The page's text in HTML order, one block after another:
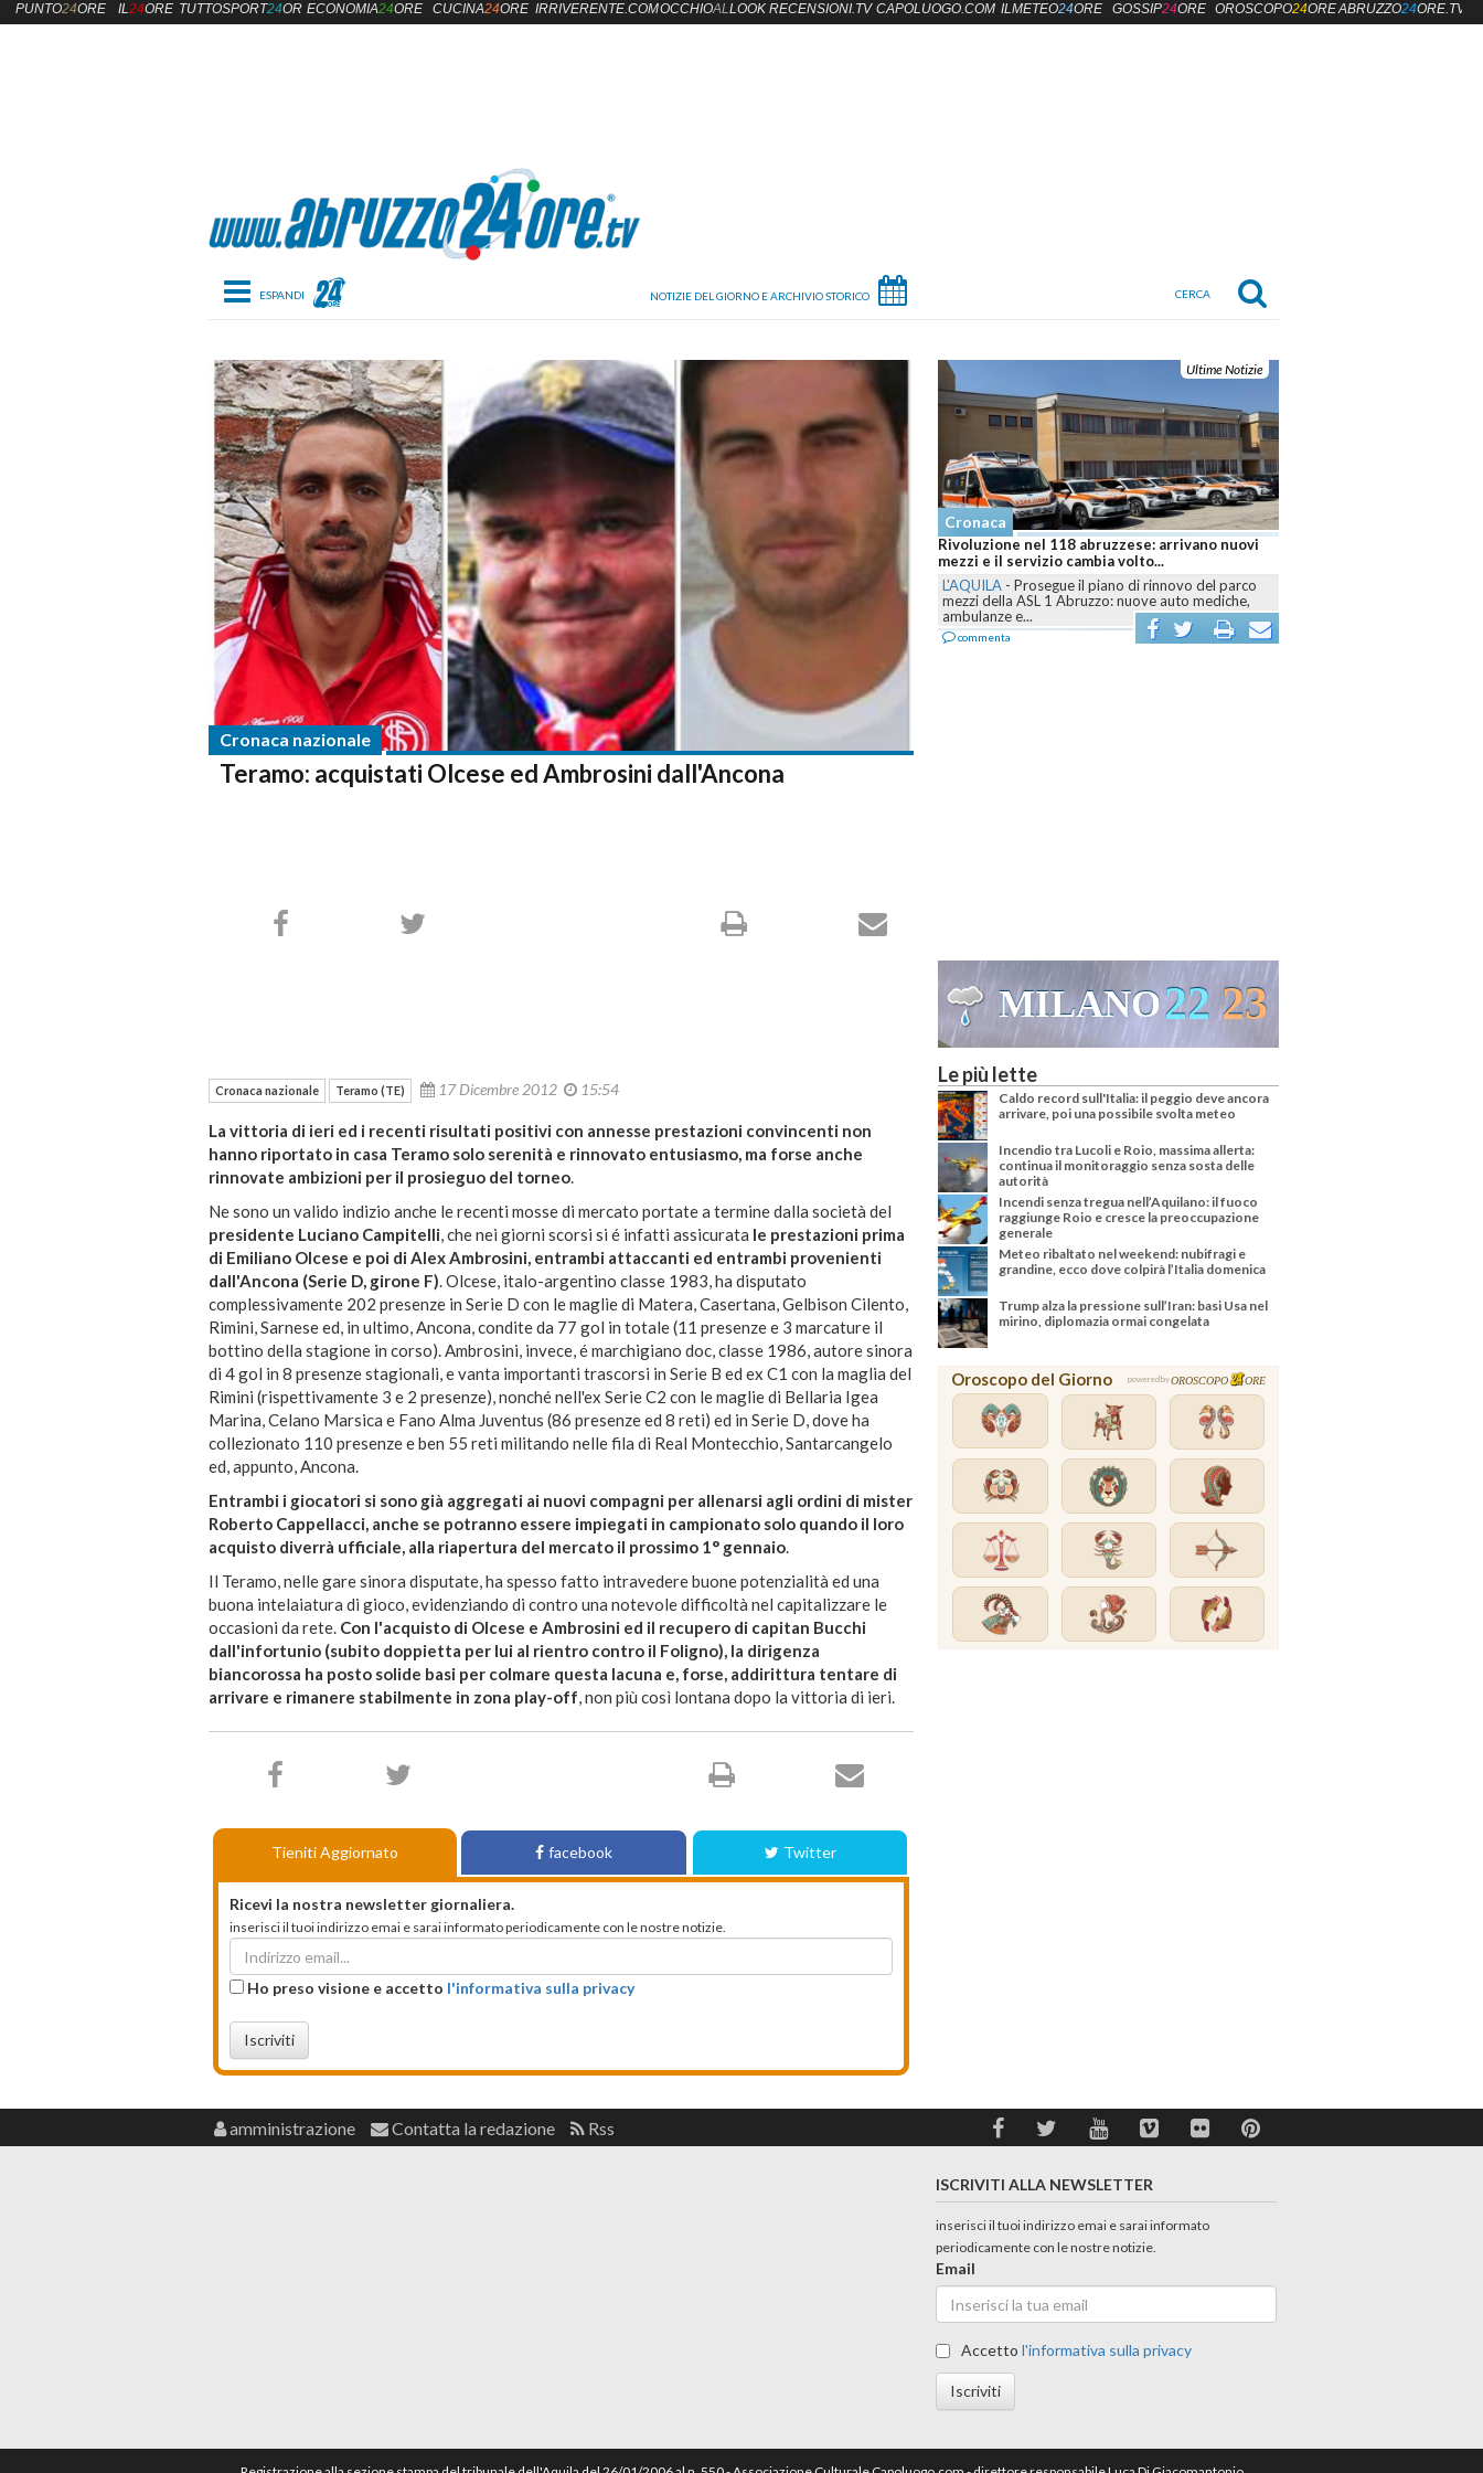
Toggle navigation
Cronaca nazionale
Teramo: acquistati Olcese ed Ambrosini dall'Ancona
Ultime Notizie
Cronaca
Rivoluzione nel 118 abruzzese: arrivano nuovi
mezzi e il servizio cambia volto...
L'AQUILA - Prosegue il piano di rinnovo del parco
mezzi della ASL 1 Abruzzo: nuove auto mediche,
ambulanze e...
commenta
MILANO22 23
Cronaca nazionale Teramo (TE) 17 Dicembre 2012 15:54
La vittoria di ieri ed i recenti risultati positivi con annesse prestazioni convincenti non
hanno riportato in casa Teramo solo serenità e rinnovato entusiasmo, ma forse anche
rinnovate ambizioni per il prosieguo del torneo.
Ne sono un valido indizio anche le recenti mosse di mercato portate a termine dalla società del
presidente Luciano Campitelli, che nei giorni scorsi si é infatti assicurata le prestazioni prima
di Emiliano Olcese e poi di Alex Ambrosini, entrambi attaccanti ed entrambi provenienti
dall'Ancona (Serie D, girone F). Olcese, italo-argentino classe 1983, ha disputato
complessivamente 202 presenze in Serie D con le maglie di Matera, Casertana, Gelbison Cilento,
Rimini, Sarnese ed, in ultimo, Ancona, condite da 77 gol in totale (11 presenze e 3 marcature il
bottino della stagione in corso). Ambrosini, invece, é marchigiano doc, classe 1986, autore sinora
di 4 gol in 8 presenze stagionali, e vanta importanti trascorsi in Serie B ed ex C1 con la maglia del
Rimini (rispettivamente 3 e 2 presenze), nonché nell'ex Serie C2 con le maglie di Bellaria Igea
Marina, Celano Marsica e Fano Alma Juventus (86 presenze ed 8 reti) ed in Serie D, dove ha
collezionato 110 presenze e ben 55 reti militando nelle fila di Real Montecchio, Santarcangelo
ed, appunto, Ancona.
Entrambi i giocatori si sono già aggregati ai nuovi compagni per allenarsi agli ordini di mister
Roberto Cappellacci, anche se potranno essere impiegati in campionato solo quando il loro
acquisto diverrà ufficiale, alla riapertura del mercato il prossimo 1° gennaio.
Il Teramo, nelle gare sinora disputate, ha spesso fatto intravedere buone potenzialità ed una
buona intelaiatura di gioco, evidenziando di contro una notevole difficoltà nel capitalizzare le
occasioni da rete. Con l'acquisto di Olcese e Ambrosini ed il recupero di capitan Bucchi
dall'infortunio (subito doppietta per lui al rientro contro il Foligno), la dirigenza
biancorossa ha posto solide basi per colmare questa lacuna e, forse, addirittura tentare di
arrivare e rimanere stabilmente in zona play-off, non più così lontana dopo la vittoria di ieri.
Tieniti Aggiornato facebook Twitter
Ricevi la nostra newsletter giornaliera.
inserisci il tuoi indirizzo emai e sarai informato periodicamente con le nostre notizie.
Ho preso visione e accetto l'informativa sulla privacy
Iscriviti
Le più lette
Caldo record sull'Italia: il peggio deve ancora
arrivare, poi una possibile svolta meteo
Incendio tra Lucoli e Roio, massima allerta:
continua il monitoraggio senza sosta delle
autorità
Incendi senza tregua nell’Aquilano: il fuoco
raggiunge Roio e cresce la preoccupazione
generale
Meteo ribaltato nel weekend: nubifragi e
grandine, ecco dove colpirà l’Italia domenica
Trump alza la pressione sull’Iran: basi Usa nel
mirino, diplomazia ormai congelata
Oroscopo del Giorno powered byOROSCOPO ORE
PUNTO24ORE IL24ORE TUTTOSPORT24OREECONOMIA24ORE CUCINA24ORE IRRIVERENTE.COMOCCHIOALLOOK RECENSIONI.TV CAPOLUOGO.COM ILMETEO24ORE GOSSIP24ORE OROSCOPO24OREABRUZZO24ORE.TV
amministrazione Contatta la redazione Rss
ISCRIVITI ALLA NEWSLETTER
inserisci il tuoi indirizzo emai e sarai informato
periodicamente con le nostre notizie.
Email
Accettol'informativa sulla privacy
Iscriviti